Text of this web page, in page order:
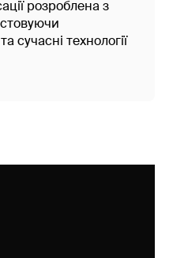
розроблена з
сучасні технології